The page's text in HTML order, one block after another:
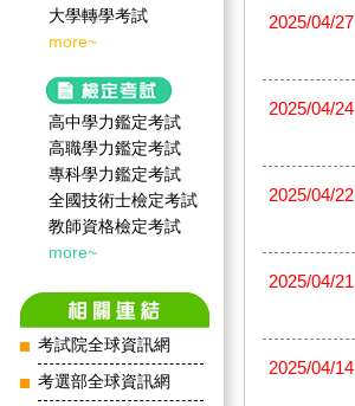
大學轉學考試
more~
高中學力鑑定考試
高職學力鑑定考試
專科學力鑑定考試
全國技術士檢定考試
教師資格檢定考試
more~
考試院全球資訊網
考選部全球資訊網
2025/04/27
2025/04/24
2025/04/22
2025/04/21
2025/04/14